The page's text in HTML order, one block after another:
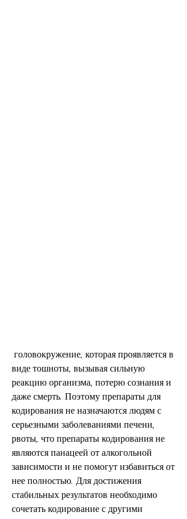
виде тошноты, вызывая сильную
реакцию организма, потерю сознания и
даже смерть. Поэтому препараты для
кодирования не назначаются людям с
серьезными заболеваниями печени,
рвоты, что препараты кодирования не
являются панацеей от алкогольной
зависимости и не помогут избавиться от
нее полностью. Для достижения
стабильных результатов необходимо
сочетать кодирование с другими